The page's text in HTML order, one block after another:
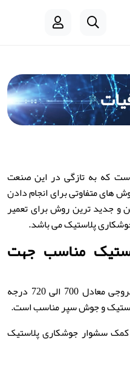
که به تازگی در این صنعت
های متفاوتی برای انجام دادن
و جدید ترین روش برای تعمیر
پلاستیک می باشد.
مناسب جهت
دستگاه جوشکاری پلاستیک دمای خروجی معادل 700 الی 720 درجه
و جوش سپر مناسب است.
سشوار جوشکاری پلاستیک